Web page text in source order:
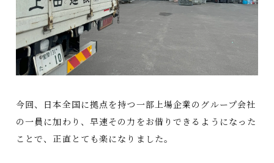
今回、日本全国に拠点を持つ一部上場企業のグループ会社
の一員に加わり、早速その力をお借りできるようになった
ことで、正直とても楽になりました。